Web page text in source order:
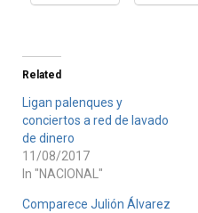
Related
Ligan palenques y
conciertos a red de lavado
de dinero
11/08/2017
In "NACIONAL"
Comparece Julión Álvarez